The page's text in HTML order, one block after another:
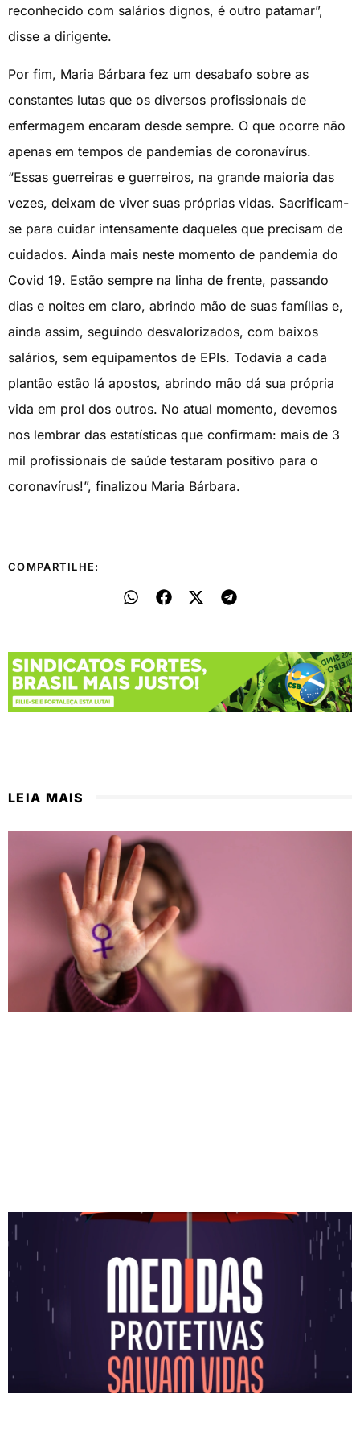
reconhecido com salários dignos, é outro patamar”,
disse a dirigente.
Por fim, Maria Bárbara fez um desabafo sobre as
constantes lutas que os diversos profissionais de
enfermagem encaram desde sempre. O que ocorre não
apenas em tempos de pandemias de coronavírus.
“Essas guerreiras e guerreiros, na grande maioria das
vezes, deixam de viver suas próprias vidas. Sacrificam-
se para cuidar intensamente daqueles que precisam de
cuidados. Ainda mais neste momento de pandemia do
Covid 19. Estão sempre na linha de frente, passando
dias e noites em claro, abrindo mão de suas famílias e,
ainda assim, seguindo desvalorizados, com baixos
salários, sem equipamentos de EPIs. Todavia a cada
plantão estão lá apostos, abrindo mão dá sua própria
vida em prol dos outros. No atual momento, devemos
nos lembrar das estatísticas que confirmam: mais de 3
mil profissionais de saúde testaram positivo para o
coronavírus!”, finalizou Maria Bárbara.
COMPARTILHE:
LEIA MAIS